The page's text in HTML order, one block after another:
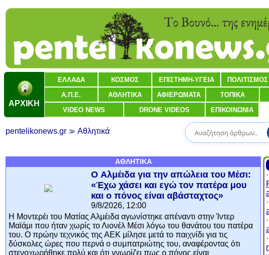
ΑΡΧΙΚΗ
ΕΛΛΑΔΑ ΚΟΣΜΟΣ ΕΠΙΣΤΗΜΗ-ΥΓΕΙΑ ΠΟΛΙΤΙΣΜΟΣ
Α.Π.Ε. ΑΘΛΗΤΙΚΑ ΑΦΙΕΡΩΜΑΤΑ ΤΟΠΙΚΑ
VIDEO NEWS DRONE VIDEOS ΕΠΙΚΟΙΝΩΝΙΑ
pentelikonews.gr Αθλητικά
ΑΘΛΗΤΙΚΑ
O Αλμέιδα για την απώλεια του Μέσι:
«Έχω χάσει και εγώ τον πατέρα μου
και ο πόνος είναι αβάσταχτος»
9/8/2026, 12:00
Η Μοντερέι του Ματίας Αλμέιδα αγωνίστηκε απέναντι στην Ίντερ
Μαϊάμι που ήταν χωρίς το Λιονέλ Μέσι λόγω του θανάτου του πατέρα
του. Ο πρώην τεχνικός της ΑΕΚ μίλησε μετά το παιχνίδι για τις
δύσκολες ώρες που περνά ο συμπατριώτης του, αναφέροντας ότι
στενοχωρήθηκε πολύ και ότι γνωρίζει πως ο πόνος είναι
·
·
·
·